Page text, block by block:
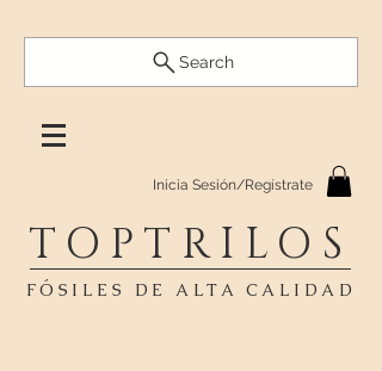
Search
Inicia Sesión/Regístrate
TOPTRILOS
FÓSILES DE ALTA CALIDAD